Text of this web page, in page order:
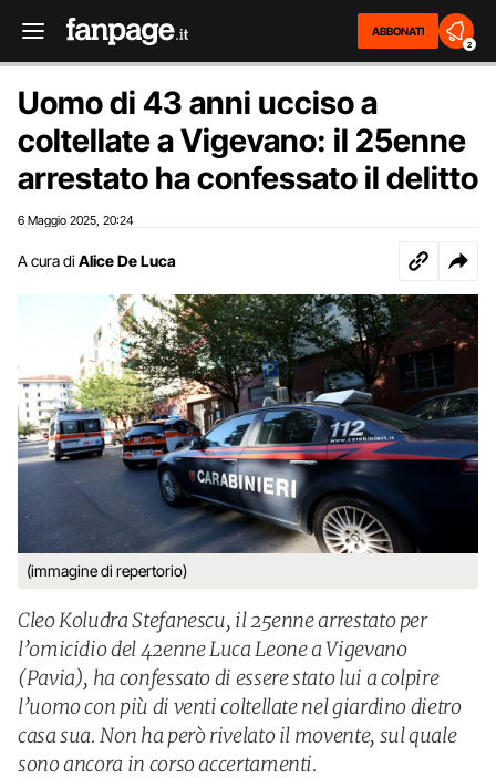
ABBONATI
2
Uomo di 43 anni ucciso a
coltellate a Vigevano: il 25enne
arrestato ha confessato il delitto
6 Maggio 2025 20:24
A cura di Alice De Luca
(immagine di repertorio)
Cleo Koludra Stefanescu, il 25enne arrestato per
l’omicidio del 42enne Luca Leone a Vigevano
(Pavia), ha confessato di essere stato lui a colpire
l’uomo con più di venti coltellate nel giardino dietro
casa sua. Non ha però rivelato il movente, sul quale
sono ancora in corso accertamenti.